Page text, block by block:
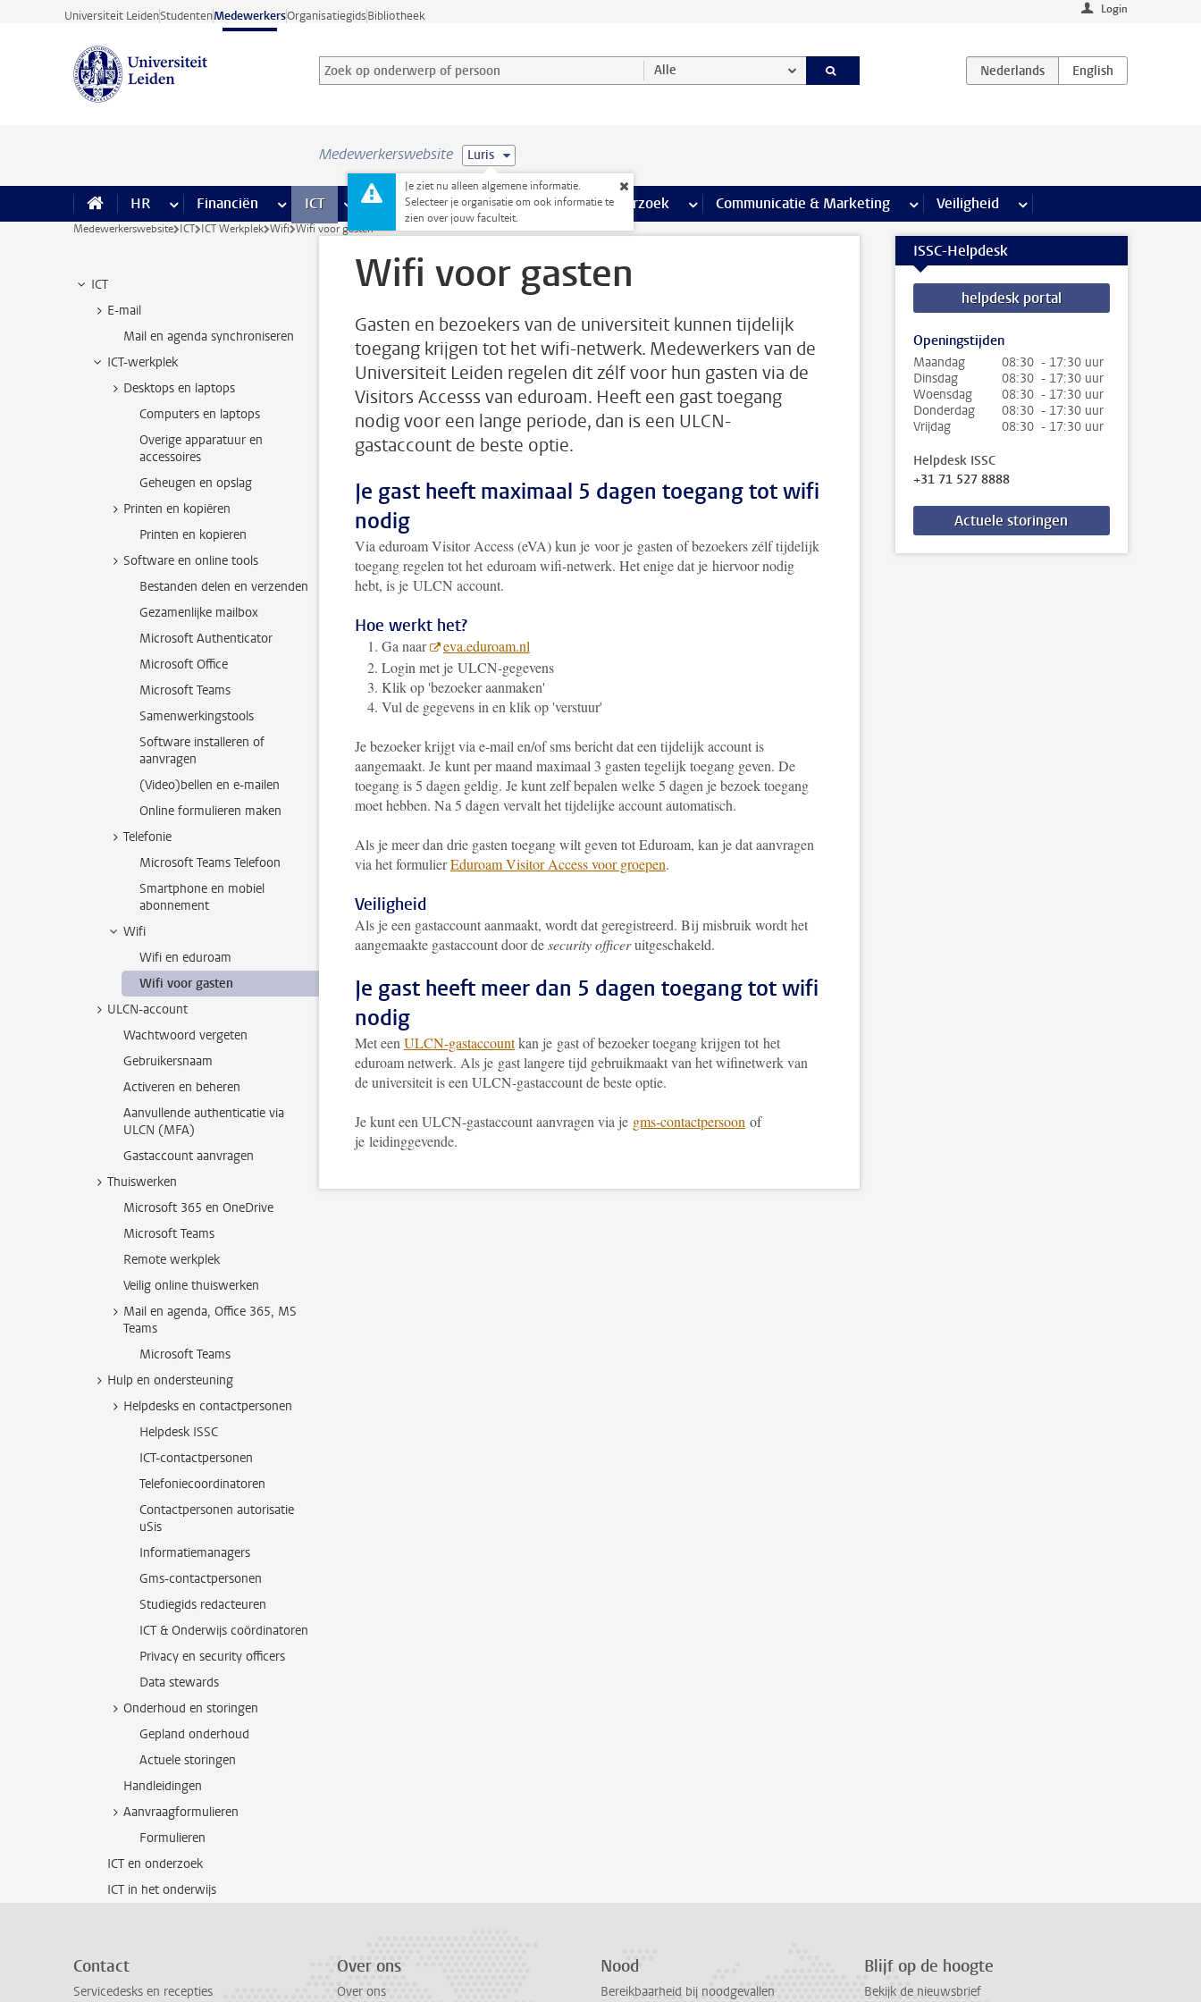
Ga direct naar de inhoud
Universiteit LeidenStudentenMedewerkersOrganisatiegidsBibliotheek Login
Zoek op onderwerp of persoon en selecteer categorie
Zoekterm Alle
Medewerkerswebsite Luris
Je ziet nu alleen algemene informatie.
Selecteer je organisatie om ook informatie te
zien over jouw faculteit.
HR meer HR pagina’s
Financiën meer Financiën pagina’s
ICT meer ICT pagina’s
Faciliteiten meer Faciliteiten pagina’s
Onderwijs meer Onderwijs pagina’s
Onderzoek meer Onderzoek pagina’s
Communicatie & Marketing meer Communicatie & Marketing pagina’s
Veiligheid meer Veiligheid pagina’s
Medewerkerswebsite ICT ICT Werkplek Wifi Wifi voor gasten
ICT
E-mail
Mail en agenda synchroniseren
ICT-werkplek
Desktops en laptops
Computers en laptops
Overige apparatuur en
accessoires
Geheugen en opslag
Printen en kopiëren
Printen en kopieren
Software en online tools
Bestanden delen en verzenden
Gezamenlijke mailbox
Microsoft Authenticator
Microsoft Office
Microsoft Teams
Samenwerkingstools
Software installeren of
aanvragen
(Video)bellen en e-mailen
Online formulieren maken
Telefonie
Microsoft Teams Telefoon
Smartphone en mobiel
abonnement
Wifi
Wifi en eduroam
Wifi voor gasten
ULCN-account
Wachtwoord vergeten
Gebruikersnaam
Activeren en beheren
Aanvullende authenticatie via
ULCN (MFA)
Gastaccount aanvragen
Thuiswerken
Microsoft 365 en OneDrive
Microsoft Teams
Remote werkplek
Veilig online thuiswerken
Mail en agenda, Office 365, MS
Teams
Microsoft Teams
Hulp en ondersteuning
Helpdesks en contactpersonen
Helpdesk ISSC
ICT-contactpersonen
Telefoniecoordinatoren
Contactpersonen autorisatie
uSis
Informatiemanagers
Gms-contactpersonen
Studiegids redacteuren
ICT & Onderwijs coördinatoren
Privacy en security officers
Data stewards
Onderhoud en storingen
Gepland onderhoud
Actuele storingen
Handleidingen
Aanvraagformulieren
Formulieren
ICT en onderzoek
ICT in het onderwijs
Wifi voor gasten
Gasten en bezoekers van de universiteit kunnen tijdelijk
toegang krijgen tot het wifi-netwerk. Medewerkers van de
Universiteit Leiden regelen dit zélf voor hun gasten via de
Visitors Accesss van eduroam. Heeft een gast toegang
nodig voor een lange periode, dan is een ULCN-
gastaccount de beste optie.
Je gast heeft maximaal 5 dagen toegang tot wifi
nodig
Via eduroam Visitor Access (eVA) kun je voor je gasten of bezoekers zélf tijdelijk
toegang regelen tot het eduroam wifi-netwerk. Het enige dat je hiervoor nodig
hebt, is je ULCN account.
Hoe werkt het?
Ga naar
eva.eduroam.nl
Login met je ULCN-gegevens
Klik op 'bezoeker aanmaken'
Vul de gegevens in en klik op 'verstuur'
Je bezoeker krijgt via e-mail en/of sms bericht dat een tijdelijk account is
aangemaakt. Je kunt per maand maximaal 3 gasten tegelijk toegang geven. De
toegang is 5 dagen geldig. Je kunt zelf bepalen welke 5 dagen je bezoek toegang
moet hebben. Na 5 dagen vervalt het tijdelijke account automatisch.
Als je meer dan drie gasten toegang wilt geven tot Eduroam, kan je dat aanvragen
via het formulierEduroam Visitor Access voor groepen.
Veiligheid
Als je een gastaccount aanmaakt, wordt dat geregistreerd. Bij misbruik wordt het
aangemaakte gastaccount door desecurity officeruitgeschakeld.
Je gast heeft meer dan 5 dagen toegang tot wifi
nodig
Met een ULCN-gastaccountkan je gast of bezoeker toegang krijgen tot het
eduroam netwerk. Als je gast langere tijd gebruikmaakt van het wifinetwerk van
de universiteit is een ULCN-gastaccount de beste optie.
Je kunt een ULCN-gastaccount aanvragen via je gms-contactpersoon of
je leidinggevende.
ISSC-Helpdesk
helpdesk portal
Openingstijden
Maandag
08:30 - 17:30 uur
Dinsdag
08:30 - 17:30 uur
Woensdag
08:30 - 17:30 uur
Donderdag
08:30 - 17:30 uur
Vrijdag
08:30 - 17:30 uur
Helpdesk ISSC
+31 71 527 8888
Actuele storingen
Contact
Servicedesks en recepties
Over ons
Over ons
Nood
Bereikbaarheid bij noodgevallen
Blijf op de hoogte
Bekijk de nieuwsbrief